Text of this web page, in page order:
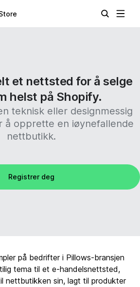
et nettsted for å selge
helst på Shopify.
teknisk eller designmessig
å opprette en iøynefallende
nettbutikk.
Registrer deg
på bedrifter i Pillows-bransjen
tema til et e-handelsnettsted,
nettbutikken sin, lagt til produkter